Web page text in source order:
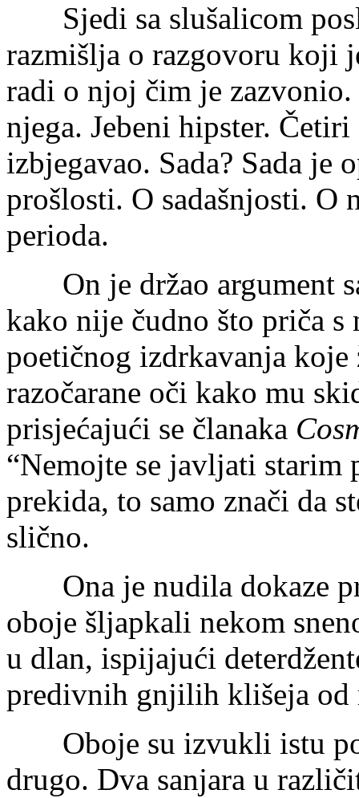
Sjedi sa slušalicom
razmišlja o razgovoru koji
radi o njoj čim je
njega. Jebeni hipster.
izbjegavao. Sada? Sada je
prošlosti. O sadašnjosti. O
perioda.
On je držao argument
kako nije čudno što priča
poetičnog izdrkavanja
razočarane oči kako mu
prisjećajući se članaka
“Nemojte se javljati starim
prekida, to samo znači da
slično.
Ona je nudila dokaze
oboje šljapkali nekom
u dlan, ispijajući
predivnih gnjilih klišeja od
Oboje su izvukli istu
drugo. Dva sanjara u